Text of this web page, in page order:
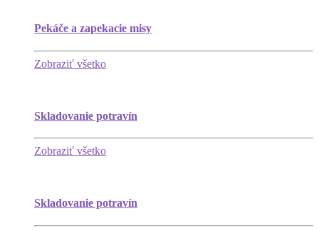
Pekáče a zapekacie misy
Zobraziť všetko
Skladovanie potravín
Zobraziť všetko
Skladovanie potravín